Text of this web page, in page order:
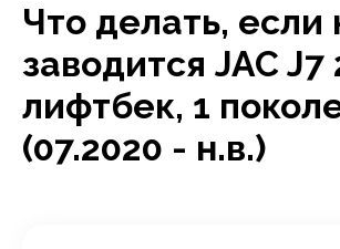
Что делать, если
заводится JAC J7
лифтбек, 1
(07.2020 - н.в.)